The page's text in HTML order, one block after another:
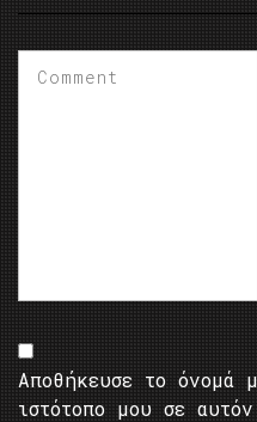
Αποθήκευσε το
ιστότοπο μου σε